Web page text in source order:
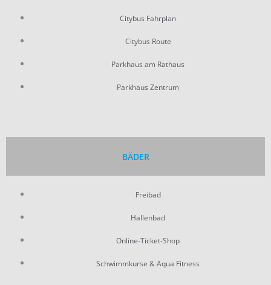
Citybus Fahrplan
Citybus Route
Parkhaus am Rathaus
Parkhaus Zentrum
BÄDER
Freibad
Hallenbad
Online-Ticket-Shop
Schwimmkurse & Aqua Fitness